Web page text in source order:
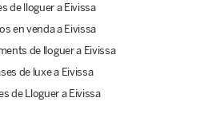
de lloguer a Eivissa
en venda a Eivissa
de lloguer a Eivissa
de luxe a Eivissa
de Lloguer a Eivissa